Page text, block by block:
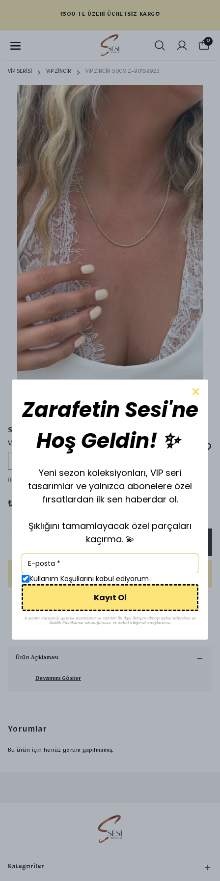
YENI SEZON ÜRÜNLER
0
VİP SERİSİ VIP ZİNCİR VİP ZİNCİR 50CM Z-90159923
SESİ
VİP ZİNCİR 50CM Z-90159923
Ürün Kodu
₺ 200.00
SEPETE EKLE
HEMEN AL
1500 TL üzeri ücretsiz kargo
Uygun Fiyat
Ürün Açıklaması
Devamını Göster
Yorumlar
Bu ürün için henüz yorum yapılmamış.
Kategoriler
Zarafetin Sesi'ne
Hoş Geldin! ✨
Yeni sezon koleksiyonları, VIP seri
tasarımlar ve yalnızca abonelere özel
fırsatlardan ilk sen haberdar ol.
Şıklığını tamamlayacak özel parçaları
kaçırma. 💫
Kullanım Koşullarını kabul ediyorum
Kayıt Ol
E-posta adresinizi girerek pazarlama ve tanıtım ile ilgili iletişim almayı kabul edersiniz ve
Gizlilik Politikamızı okuduğunuzu ve kabul ettiğinizi onaylarsınız.